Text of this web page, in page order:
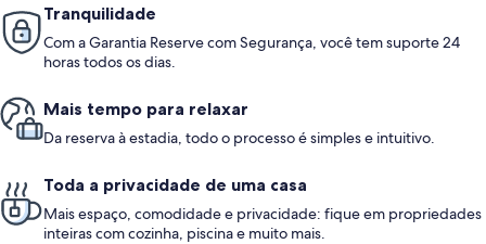
Tranquilidade
Com a Garantia Reserve com Segurança, você tem suporte 24
horas todos os dias.
Mais tempo para relaxar
Da reserva à estadia, todo o processo é simples e intuitivo.
Toda a privacidade de uma casa
Mais espaço, comodidade e privacidade: fique em propriedades
inteiras com cozinha, piscina e muito mais.